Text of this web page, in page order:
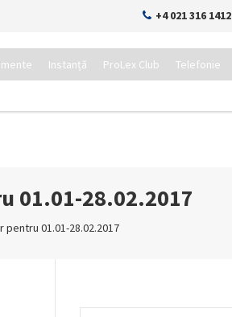
+4 021 316 1412
Instanță ProLex Club Telefonie
01.01-28.02.2017
01.01-28.02.2017